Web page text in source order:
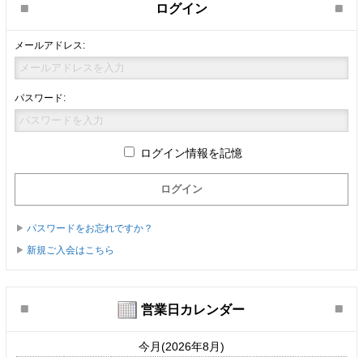
ログイン
メールアドレス:
パスワード:
ログイン情報を記憶
パスワードをお忘れですか？
新規ご入会はこちら
営業日カレンダー
今月(2026年8月)